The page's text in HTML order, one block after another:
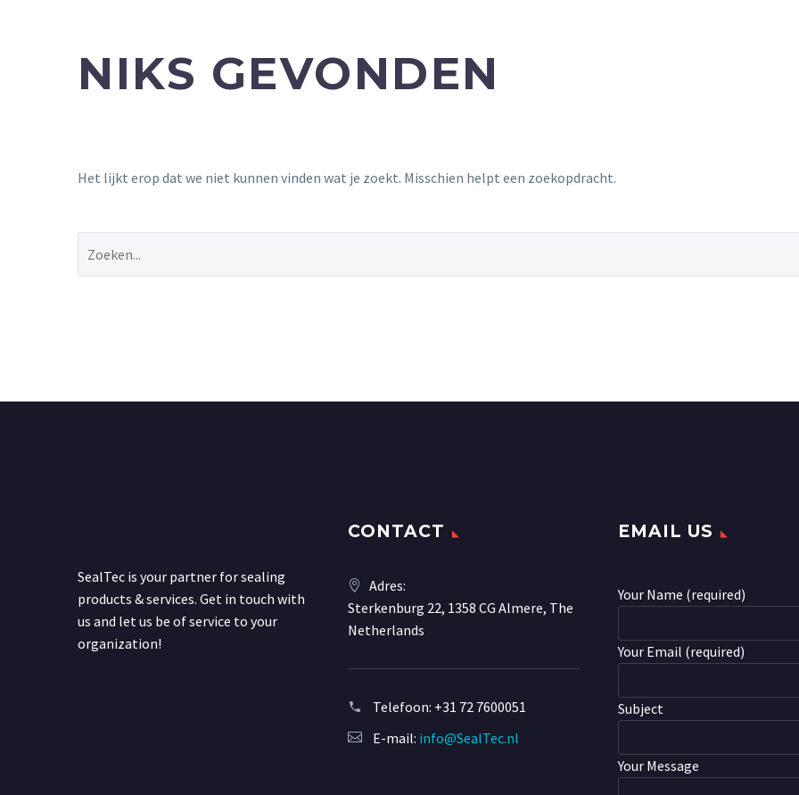
NIKS GEVONDEN
Het lijkt erop dat we niet kunnen vinden wat je zoekt. Misschien helpt een zoekopdracht.
SealTec is your partner for sealing
products & services. Get in touch with
us and let us be of service to your
organization!
CONTACT
Adres:
Sterkenburg 22, 1358 CG Almere, The
Netherlands
Telefoon: +31 72 7600051
E-mail: info@SealTec.nl
EMAIL US
Your Name (required)
Your Email (required)
Subject
Your Message